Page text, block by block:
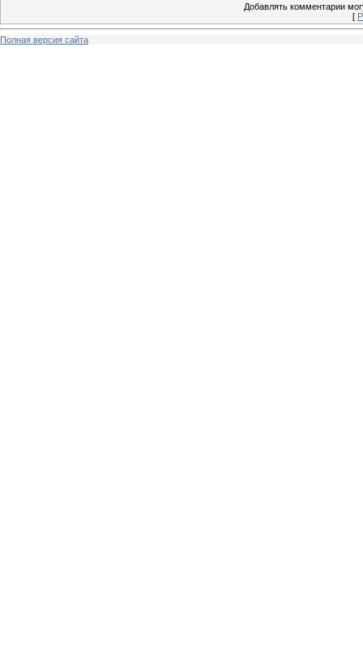
Добавлять комментарии
[
Полная версия сайта